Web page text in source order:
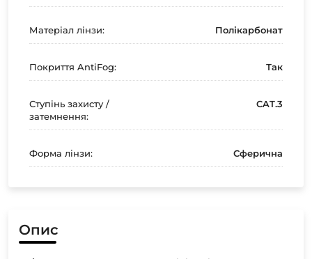
Матеріал лінзи: Полікарбонат
Покриття AntiFog: Так
Ступінь захисту /
затемнення:
CAT.3
Форма лінзи: Сферична
Опис